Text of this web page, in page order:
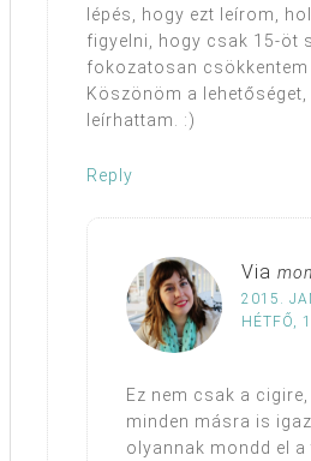
lépés, hogy ezt leírom,
figyelni, hogy csak 15-öt
fokozatosan csökkentem
Köszönöm a lehetőséget,
leírhattam. :)
Reply
Via
2015.
HÉTFŐ,
Ez nem csak a
minden másra is
olyannak mondd el a